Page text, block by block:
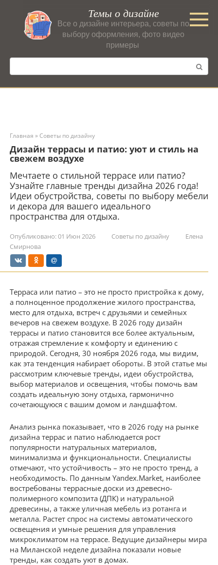
контенту
Темы о дизайне
Все о дизайне интерьера, советы по
выбору оформления, фото видео
примеры
Поиск:
Главная »Советы по дизайну
Дизайн террасы и патио: уют и стиль на
свежем воздухе
Мечтаете о стильной террасе или патио?
Узнайте главные тренды дизайна 2026 года!
Идеи обустройства, советы по выбору мебели
и декора для вашего идеального
пространства для отдыха.
Опубликовано:01 Июн 2026 Советы по дизайну
Елена
Смирнова
Терраса или патио – это не просто пристройка к дому,
а полноценное продолжение жилого пространства,
место для отдыха, встреч с друзьями и семейных
вечеров на свежем воздухе. В 2026 году дизайн
террасы и патио становится все более актуальным,
отражая стремление к комфорту и единению с
природой. Сегодня, 30 ноября 2026 года, мы видим,
как эта тенденция набирает обороты. В этой статье мы
рассмотрим ключевые тренды, идеи обустройства,
выбор материалов и освещения, чтобы помочь вам
создать идеальную зону отдыха, гармонично
сочетающуюся с вашим домом и ландшафтом.
Анализ рынка показывает, что в 2026 году на рынке
дизайна террас и патио наблюдается рост
популярности натуральных материалов,
минимализма и функциональности. Специалисты
отмечают, что устойчивость – это не просто тренд, а
необходимость. По данным Yandex.Market, наиболее
востребованы террасные доски из древесно-
полимерного композита (ДПК) и натуральной
древесины, а также уличная мебель из ротанга и
металла. Растет спрос на системы автоматического
освещения и умные решения для управления
микроклиматом на террасе. Ведущие дизайнеры мира
на Миланской неделе дизайна показали новые
тренды, как создать уют в домах.